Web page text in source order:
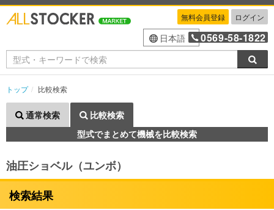
無料会員登録 ログイン
日本語 0569-58-1822
トップ 比較検索
通常検索
比較検索
型式でまとめて機械を比較検索
油圧ショベル（ユンボ）
検索結果